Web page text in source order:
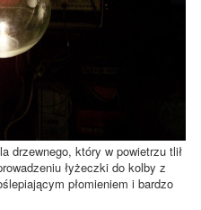
drzewnego, który w powietrzu tlił
łyżeczki do kolby z
płomieniem i bardzo